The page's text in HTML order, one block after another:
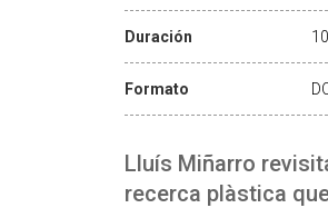
Duración
Formato
Lluís Miñarro
recerca plàstica